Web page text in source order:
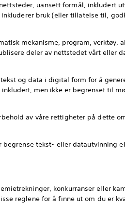
uansett formål, inkludert
bruk (eller tillatelse til,
mekanisme, program, verktøy,
deler av nettstedet vårt eller
og data i digital form for å
men ikke er begrenset til
av våre rettigheter på dette
tekst- eller datautvinning
konkurranser eller
reglene for å finne ut om du er